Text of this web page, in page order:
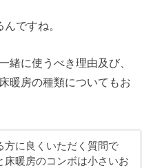
ですね。
緒に使うべき理由及び、
暖房の種類についてもお
方に良くいただく質問で
床暖房のコンボは小さいお